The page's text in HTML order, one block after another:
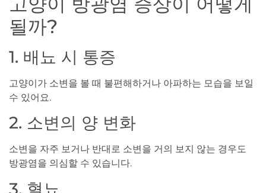
될까?
1. 배뇨 시 통증
고양이가 소변을 볼 때 불편해하거나 아파하는 모습을 보일
수 있어요.
2. 소변의 양 변화
소변을 자주 보거나 반대로 소변을 거의 보지 않는 경우도
방광염을 의심할 수 있습니다.
3. 혈뇨